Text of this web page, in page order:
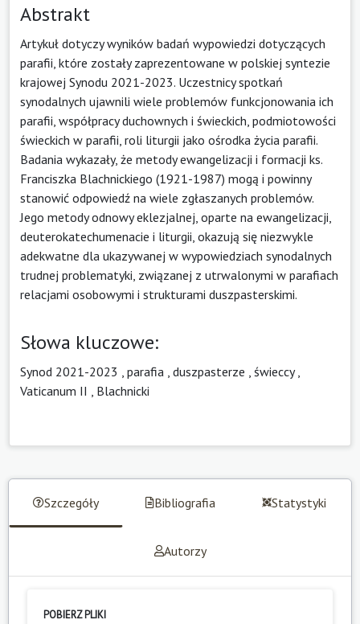
Abstrakt
Artykuł dotyczy wyników badań wypowiedzi dotyczących
parafii, które zostały zaprezentowane w polskiej syntezie
krajowej Synodu 2021-2023. Uczestnicy spotkań
synodalnych ujawnili wiele problemów funkcjonowania ich
parafii, współpracy duchownych i świeckich, podmiotowości
świeckich w parafii, roli liturgii jako ośrodka życia parafii.
Badania wykazały, że metody ewangelizacji i formacji ks.
Franciszka Blachnickiego (1921-1987) mogą i powinny
stanowić odpowiedź na wiele zgłaszanych problemów.
Jego metody odnowy eklezjalnej, oparte na ewangelizacji,
deuterokatechumenacie i liturgii, okazują się niezwykle
adekwatne dla ukazywanej w wypowiedziach synodalnych
trudnej problematyki, związanej z utrwalonymi w parafiach
relacjami osobowymi i strukturami duszpasterskimi.
Słowa kluczowe:
Synod 2021-2023 parafia duszpasterze świeccy,
Vaticanum II
Blachnicki
Szczegóły Bibliografia Statystyki
Autorzy
POBIERZ PLIKI